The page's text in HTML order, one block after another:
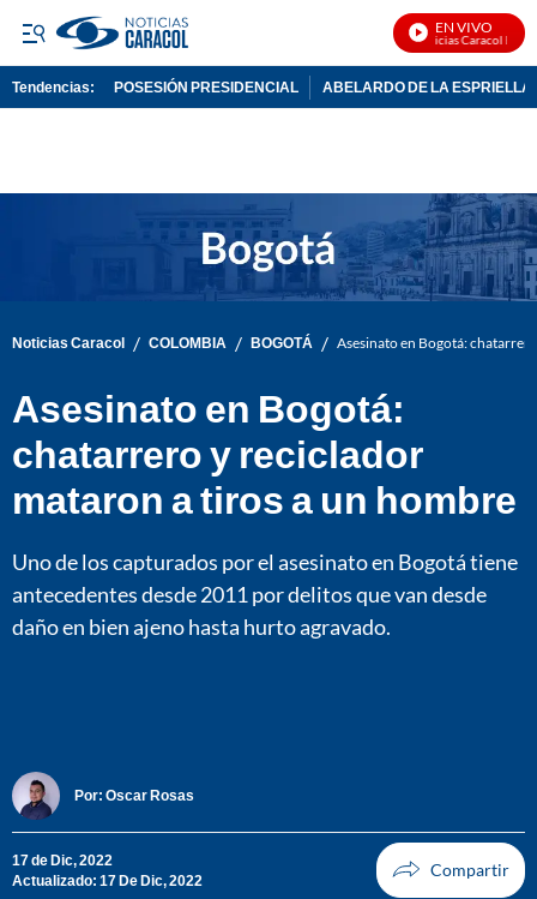
EN VIVO
Noticias Caracol En
Tendencias: POSESIÓN PRESIDENCIAL ABELARDO DE LA ESPRIELLA
Noticias Caracol / COLOMBIA / BOGOTÁ / Asesinato en Bogotá:
Asesinato en Bogotá:
chatarrero y reciclador
mataron a tiros a un hombre
Uno de los capturados por el asesinato en Bogotá tiene
antecedentes desde 2011 por delitos que van desde
daño en bien ajeno hasta hurto agravado.
Por: Oscar Rosas
17 de Dic, 2022
Actualizado: 17 De Dic, 2022